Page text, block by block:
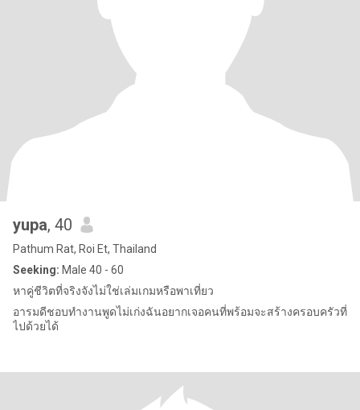
yupa, 40
Pathum Rat, Roi Et, Thailand
Seeking: Male 40 - 60
หาคู่ชีวิตที่จริงจังไม่ใช่เล่มเกมหรือพาเที่ยว
อารมดีชอบทำงานพูดไม่เก่งฉันอยากเจอคนที่พร้อมจะสร้างครอบครัวที่
ไปด้วยได้